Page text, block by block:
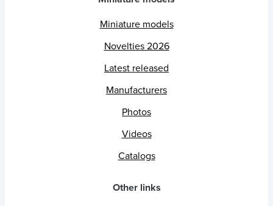
Miniature models
Novelties 2026
Latest released
Manufacturers
Photos
Videos
Catalogs
Other links